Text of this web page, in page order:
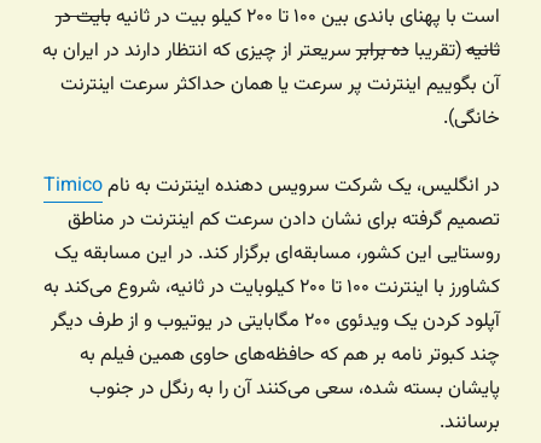
است با پهنای باندی بین ۱۰۰ تا ۲۰۰ کیلو بیت در ثانیه
بایت در
ثانیه(تقریباده برابرسریعتر از چیزی که انتظار دارند در ایران به
آن بگوییم اینترنت پر سرعت یا همان حداکثر سرعت اینترنت
خانگی).
در انگلیس، یک شرکت سرویس دهنده اینترنت به نامTimico
تصمیم گرفته برای نشان دادن سرعت کم اینترنت در مناطق
روستایی این کشور، مسابقه‌ای برگزار کند. در این مسابقه یک
کشاورز با اینترنت ۱۰۰ تا ۲۰۰ کیلوبایت در ثانیه، شروع می‌کند به
آپلود کردن یک ویدئوی ۲۰۰ مگابایتی در یوتیوب و از طرف دیگر
چند کبوتر نامه بر هم که حافظه‌های حاوی همین فیلم به
پایشان بسته شده، سعی می‌کنند آن را به رنگل در جنوب
برسانند.